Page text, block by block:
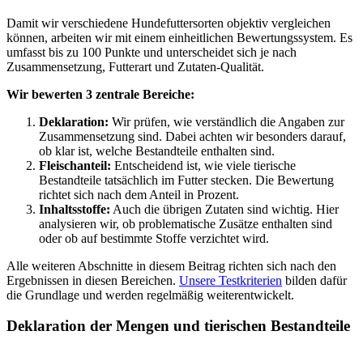
Damit wir verschiedene Hundefuttersorten objektiv vergleichen
können, arbeiten wir mit einem einheitlichen Bewertungssystem. Es
umfasst bis zu 100 Punkte und unterscheidet sich je nach
Zusammensetzung, Futterart und Zutaten-Qualität.
Wir bewerten 3 zentrale Bereiche:
Deklaration: Wir prüfen, wie verständlich die Angaben zur
Zusammensetzung sind. Dabei achten wir besonders darauf,
ob klar ist, welche Bestandteile enthalten sind.
Fleischanteil: Entscheidend ist, wie viele tierische
Bestandteile tatsächlich im Futter stecken. Die Bewertung
richtet sich nach dem Anteil in Prozent.
Inhaltsstoffe: Auch die übrigen Zutaten sind wichtig. Hier
analysieren wir, ob problematische Zusätze enthalten sind
oder ob auf bestimmte Stoffe verzichtet wird.
Alle weiteren Abschnitte in diesem Beitrag richten sich nach den
Ergebnissen in diesen Bereichen. Unsere Testkriterien bilden dafür
die Grundlage und werden regelmäßig weiterentwickelt.
Deklaration der Mengen und tierischen Bestandteile